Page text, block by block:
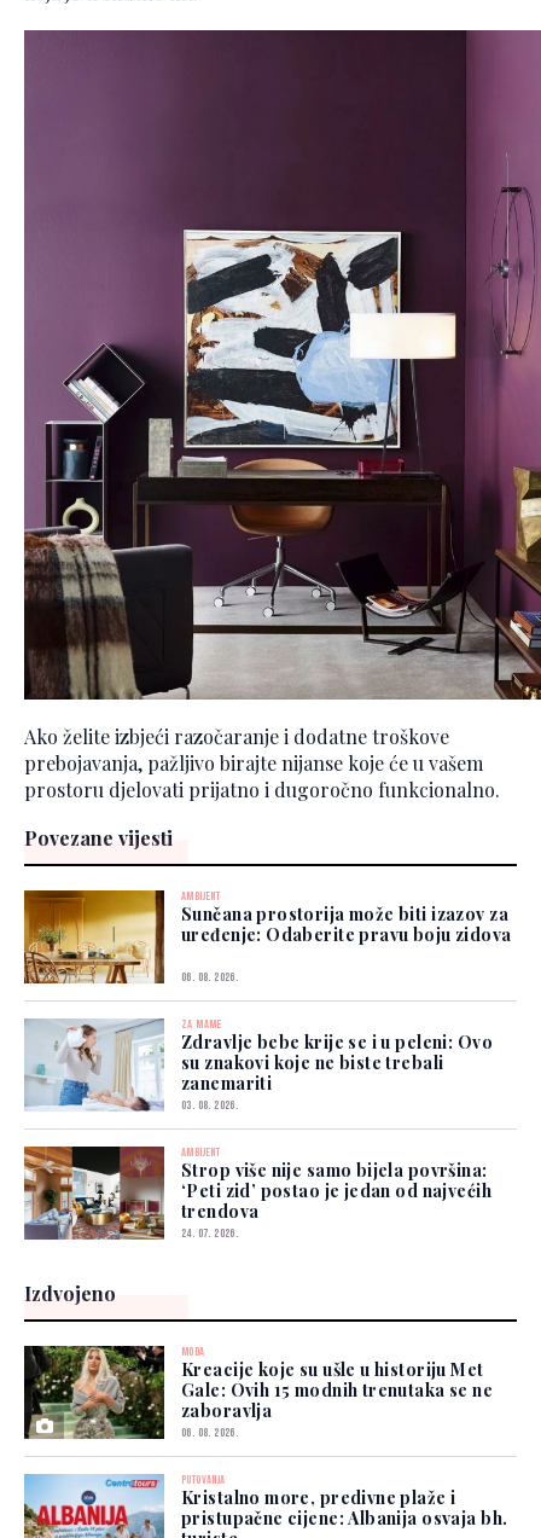
Ako želite izbjeći razočaranje i dodatne troškove
prebojavanja, pažljivo birajte nijanse koje će u vašem
prostoru djelovati prijatno i dugoročno funkcionalno.
Povezane vijesti
AMBIJENT
Sunčana prostorija može biti izazov za
uređenje: Odaberite pravu boju zidova
06. 08. 2026.
ZA MAME
Zdravlje bebe krije se i u peleni: Ovo
su znakovi koje ne biste trebali
zanemariti
03. 08. 2026.
AMBIJENT
Strop više nije samo bijela površina:
‘Peti zid’ postao je jedan od najvećih
trendova
24. 07. 2026.
Izdvojeno
MODA
Kreacije koje su ušle u historiju Met
Gale: Ovih 15 modnih trenutaka se ne
zaboravlja
06. 08. 2026.
PUTOVANJA
Kristalno more, predivne plaže i
pristupačne cijene: Albanija osvaja bh.